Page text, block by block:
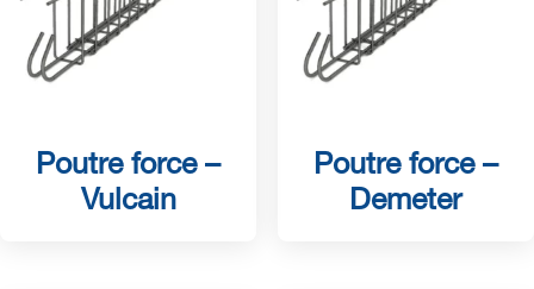
Poutre force –
Vulcain
Poutre force –
Demeter